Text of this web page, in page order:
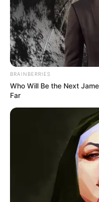
BRAINBERRIES
Who Will Be the Next
Far